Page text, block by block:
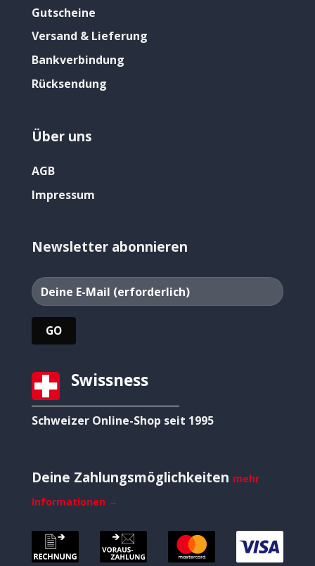
Gutscheine
Versand & Lieferung
Bankverbindung
Rücksendung
Über uns
AGB
Impressum
Newsletter abonnieren
Swissness
Schweizer Online-Shop seit 1995
Deine Zahlungsmöglichkeiten mehr
Informationen →